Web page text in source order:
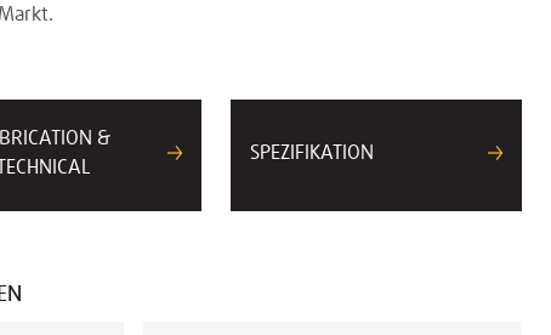
&
TECHNICAL
SPEZIFIKATION